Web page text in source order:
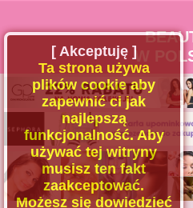
W
[ Akceptuję ]
Ta strona używa
plików cookie aby
zapewnić ci jak
najlepszą
funkcjonalność. Aby
używać tej witryny
musisz ten fakt
zaakceptować.
Możesz się dowiedzieć